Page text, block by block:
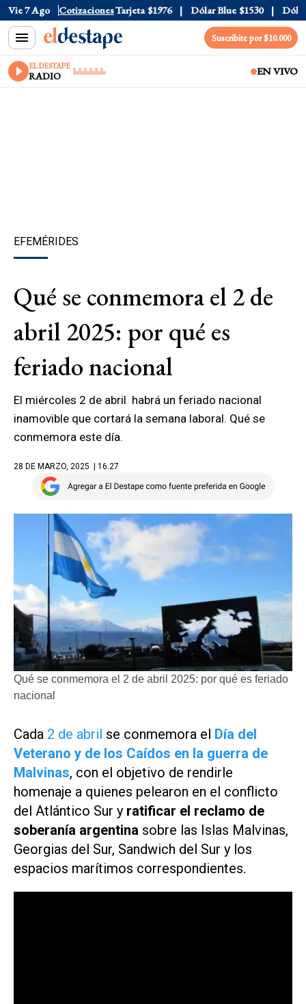
Vie 7 Ago Cotizaciones
$1520 Dólar Tarjeta $1976 Dólar Blue $1530 Dólar
Suscribite por $10.000
EL DESTAPE
RADIO EN VIVO
EFEMÉRIDES
Qué se conmemora el 2 de
abril 2025: por qué es
feriado nacional
El miércoles 2 de abril habrá un feriado nacional
inamovible que cortará la semana laboral. Qué se
conmemora este día.
28 DE MARZO, 2025 | 16.27
Qué se conmemora el 2 de abril 2025: por qué es feriado
nacional
Cada 2 de abril se conmemora el Día del
Veterano y de los Caídos en la guerra de
Malvinas, con el objetivo de rendirle
homenaje a quienes pelearon en el conflicto
del Atlántico Sur y ratificar el reclamo de
soberanía argentina sobre las Islas Malvinas,
Georgias del Sur, Sandwich del Sur y los
espacios marítimos correspondientes.